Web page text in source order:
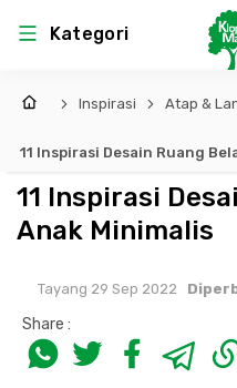
Kategori
Lem
Dinding
Pintu,
Produk K3
Bekisting
MEP
Sistem
Sistem
Sistem
Inspirasi Atap &
11 Inspirasi Desain Ruang
11 Inspirasi
Anak Minimalis
Tayang 29 Sep 2022
Share :